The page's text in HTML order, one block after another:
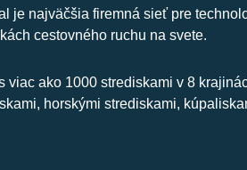
je najväčšia firemná sieť pre
cestovného ruchu na svete.
viac ako 1000 strediskami v 8
horskými strediskami,